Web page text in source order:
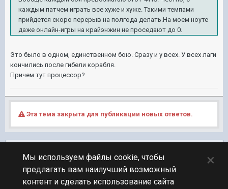
каждым патчем играть все хуже и хуже. Такими темпами
прийдется скоро перерыв на полгода делать.На моем ноуте
даже онлайн-игры на крайэнжин не проседают до 0.
Это было в одном, единственном бою. Сразу и у всех. У всех лаги
кончились после гибели корабля.
Причем тут процессор?
Эта тема закрыта для публикации новых ответов.
ПЕРЕЙТИ К СПИСКУ ТЕМ
Фидбек
Мы используем файлы cookie, чтобы
предлагать вам наилучший возможный
контент и сделать использование сайта
×